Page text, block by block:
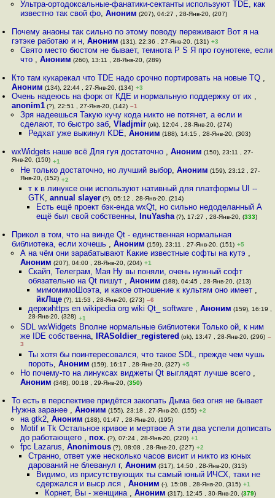
Ультра-ортодоксальные-фанатики-сектанты используют TDE, как
известно так свой фо, Аноним (207), 04:27 , 28-Янв-20, (207)
Почему анаоны так сильно по этому поводу переживают Вот я на
гэтэке работаю и н,Аноним (131), 22:36 , 27-Янв-20, (131) +3
Свято место бюстом не бывает, темнота P S Я про гоунотеке, если
что , Аноним (260), 13:11 , 28-Янв-20, (289)
Кто там кукарекал что TDE надо срочно портировать на новые TQ ,
Аноним (134), 22:44 , 27-Янв-20, (134) +3
Очень надеюсь на форк от КДЕ и нормальную поддержку от их ,
anonim1 (?), 22:51 , 27-Янв-20, (142) –1
Зря надеешься Такую кучу кода никто не потянет, а если и
сделают, то быстро заб, Vladjmir(ok), 12:04 , 28-Янв-20, (274)
Редхат уже выкинул KDE, Аноним (188), 14:15 , 28-Янв-20, (303)
wxWidgets наше всё Для гуя достаточно ,Аноним (150), 23:11 , 27-
Янв-20, (150) +1
Не только достаточно, но лучший выбор, Аноним (159), 23:12 , 27-
Янв-20, (152) +2
т к в линуксе они используют нативный для платформы UI --
GTK, annual slayer(?), 05:12 , 28-Янв-20, (214)
Есть ещё проект бэк-енда wxQt, но сильно недоделанный А
ещё был свой собственны, InuYasha (?), 17:27 , 28-Янв-20, (333)
Прикол в том, что на винде Qt - единственная нормальная
библиотека, если хочешь ,Аноним (159), 23:11 , 27-Янв-20, (151) +5
А на чём они зарабатывают Какие известные софты на кутэ ,
Аноним (207), 04:00 , 28-Янв-20, (204) +1
Скайп, Телеграм, Мая Ну вы поняли, очень нужный софт
обязательно на Qt пишут , Аноним (188), 04:45 , 28-Янв-20, (213)
мимомимоШоэта, и какое отношение к культям оно имеет ,
йкЛще (?), 11:53 , 28-Янв-20, (273) –6
держиhttps en wikipedia org wiki Qt_ software , Аноним (159), 16:19 ,
28-Янв-20, (328) +1
SDL wxWidgets Вполне нормальные библиотеки Только ой, к ним
же IDE собственна, IRASoldier_registered (ok), 13:47 , 28-Янв-20, (296) –
3
Ты хотя бы поинтересовался, что такое SDL, прежде чем чушь
пороть, Аноним (159), 16:17 , 28-Янв-20, (327) +5
Но почему-то на линуксах виджеты Qt выглядят лучше всего ,
Аноним (348), 00:18 , 29-Янв-20, (350)
То есть в перспективе придётся закопать Дыма без огня не бывает
Нужна заранее ,Аноним (155), 23:18 , 27-Янв-20, (155) +2
на gtk2, Аноним (188), 01:47 , 28-Янв-20, (195)
Motif и Tk Остальное кривое и мертвое А эти два успели дописать
до работающего , пох. (?), 07:24 , 28-Янв-20, (220) +1
fpc Lazarus, Anonimous(?), 08:08 , 28-Янв-20, (227) +2
Странно, ответ уже несколько часов висит и никто из юных
дарований не блеванул г, Аноним (317), 14:50 , 28-Янв-20, (313)
Видимо, из присутствующих ты самый юный ИЧСХ, таки не
сдержался и выср лся ,Аноним (-), 15:08 , 28-Янв-20, (315) +1
Корнет, Вы - женщина , Аноним (317), 12:45 , 30-Янв-20, (379)